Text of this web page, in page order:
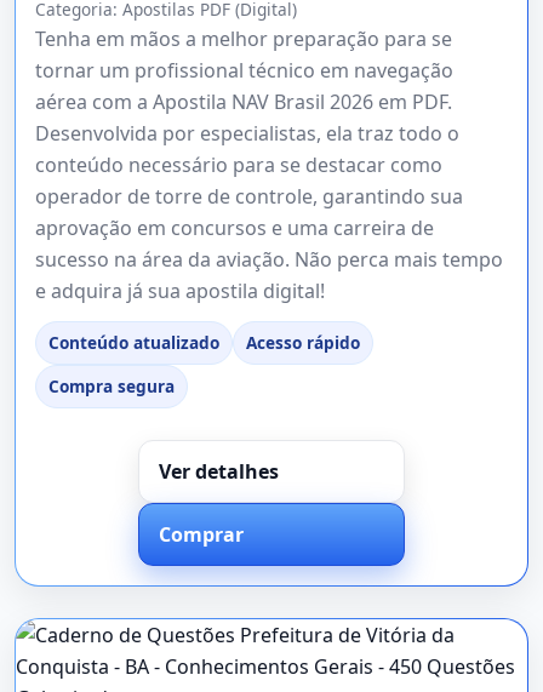
Categoria: Apostilas PDF (Digital)
Tenha em mãos a melhor preparação para se
tornar um profissional técnico em navegação
aérea com a Apostila NAV Brasil 2026 em PDF.
Desenvolvida por especialistas, ela traz todo o
conteúdo necessário para se destacar como
operador de torre de controle, garantindo sua
aprovação em concursos e uma carreira de
sucesso na área da aviação. Não perca mais tempo
e adquira já sua apostila digital!
Conteúdo atualizado
Acesso rápido
Compra segura
Ver detalhes
Comprar